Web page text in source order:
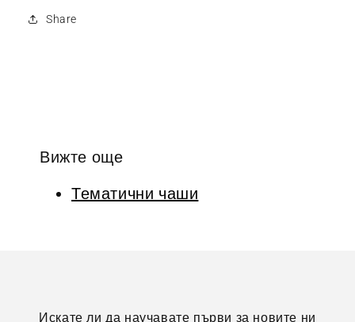
Share
Вижте още
Тематични чаши
Искате ли да научавате първи за новите ни